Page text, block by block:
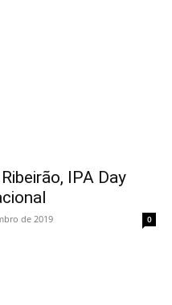
IPA Day
de 2019 0